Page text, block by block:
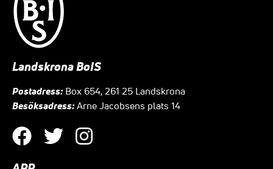
Landskrona BoIS
Postadress: Box 654, 261 25 Landskrona
Besöksadress: Arne Jacobsens plats 14